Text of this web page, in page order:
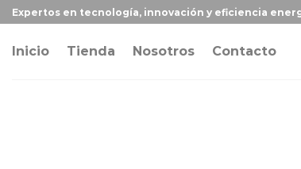
Expertos en tecnología, innovación y eficiencia
Inicio Tienda Nosotros Contacto